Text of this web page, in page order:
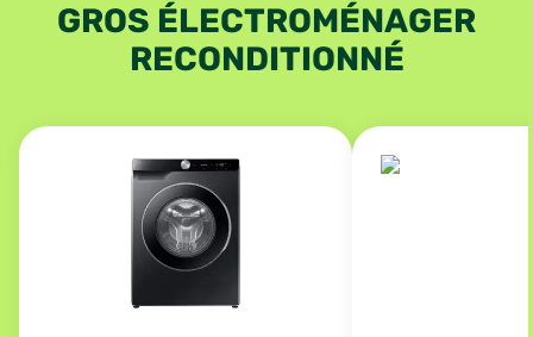
GROS ÉLECTROMÉNAGER
RECONDITIONNÉ